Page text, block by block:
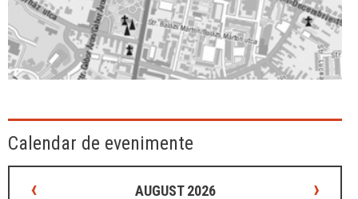
Calendar de evenimente
‹ AUGUST 2026 ›